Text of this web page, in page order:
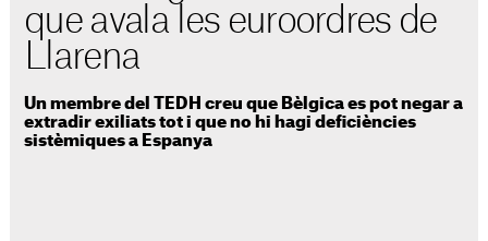
que avala les euroordres de
Llarena
Un membre del TEDH creu que Bèlgica es pot negar a
extradir exiliats tot i que no hi hagi deficiències
sistèmiques a Espanya